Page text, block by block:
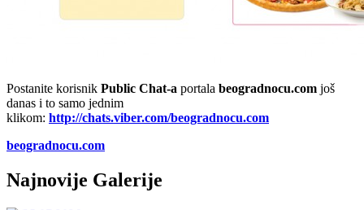
Postanite korisnik Public Chat-a portala beogradnocu.com još
danas i to samo jednim
klikom: http://chats.viber.com/beogradnocu.com
beogradnocu.com
Najnovije Galerije